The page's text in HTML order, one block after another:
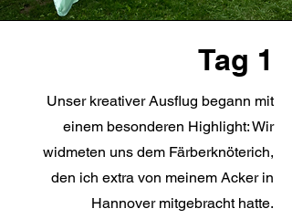
Tag 1
Unser kreativer Ausflug begann mit
einem besonderen Highlight: Wir
widmeten uns dem Färberknöterich,
den ich extra von meinem Acker in
Hannover mitgebracht hatte.